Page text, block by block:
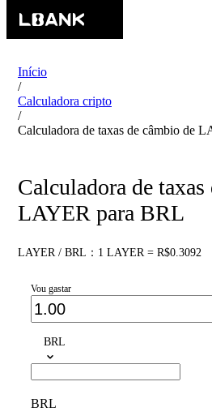
Início
/
Calculadora cripto
/
Calculadora de taxas de câmbio de
Calculadora de
LAYER para BRL
LAYER / BRL：1 LAYER = R$0.3092
Vou gastar
BRL
BRL